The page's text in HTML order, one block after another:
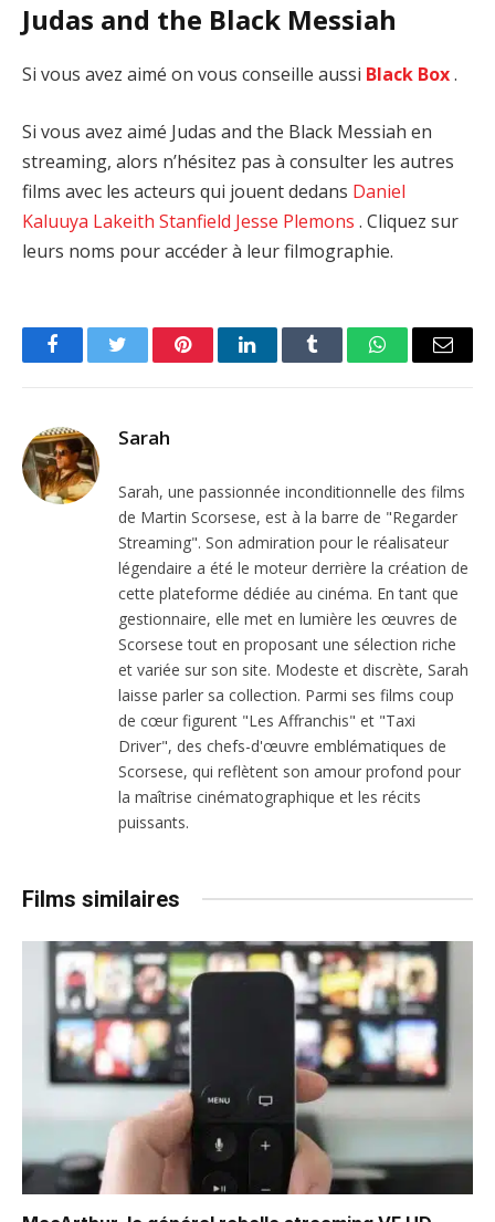
Judas and the Black Messiah
Si vous avez aimé on vous conseille aussi Black Box.
Si vous avez aimé Judas and the Black Messiah en
streaming, alors n’hésitez pas à consulter les autres
films avec les acteurs qui jouent dedans Daniel
Kaluuya Lakeith Stanfield Jesse Plemons . Cliquez sur
leurs noms pour accéder à leur filmographie.
FacebookTwitter PinterestLinkedInTumblr WhatsAppEmail
Sarah
Sarah, une passionnée inconditionnelle des films
de Martin Scorsese, est à la barre de "Regarder
Streaming". Son admiration pour le réalisateur
légendaire a été le moteur derrière la création de
cette plateforme dédiée au cinéma. En tant que
gestionnaire, elle met en lumière les œuvres de
Scorsese tout en proposant une sélection riche
et variée sur son site. Modeste et discrète, Sarah
laisse parler sa collection. Parmi ses films coup
de cœur figurent "Les Affranchis" et "Taxi
Driver", des chefs-d'œuvre emblématiques de
Scorsese, qui reflètent son amour profond pour
la maîtrise cinématographique et les récits
puissants.
Films similaires